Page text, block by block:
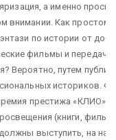
а именно
внимании. Как
по истории от
фильмы и передачи
Вероятно, путем
историков.
престижа «КЛИО»
(книги,
выступить, на